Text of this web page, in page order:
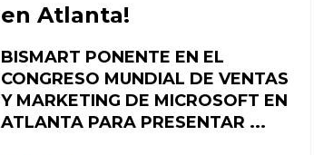
en Atlanta!
BISMART PONENTE EN EL
CONGRESO MUNDIAL DE VENTAS
Y MARKETING DE MICROSOFT EN
ATLANTA PARA PRESENTAR ...